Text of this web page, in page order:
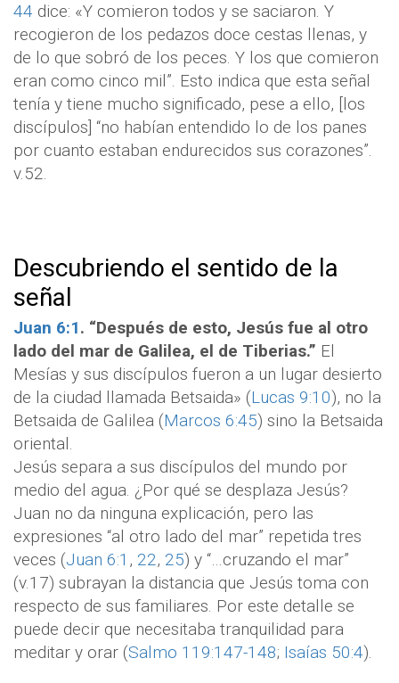
44 dice: «Y comieron todos y se saciaron. Y
recogieron de los pedazos doce cestas llenas, y
de lo que sobró de los peces. Y los que comieron
eran como cinco mil”. Esto indica que esta señal
tenía y tiene mucho significado, pese a ello, [los
discípulos] “no habían entendido lo de los panes
por cuanto estaban endurecidos sus corazones”.
v.52.
Descubriendo el sentido de la
señal
Juan 6:1. “Después de esto, Jesús fue al otro
lado del mar de Galilea, el de Tiberias.” El
Mesías y sus discípulos fueron a un lugar desierto
de la ciudad llamada Betsaida» (Lucas 9:10), no la
Betsaida de Galilea (Marcos 6:45) sino la Betsaida
oriental.
Jesús separa a sus discípulos del mundo por
medio del agua. ¿Por qué se desplaza Jesús?
Juan no da ninguna explicación, pero las
expresiones “al otro lado del mar” repetida tres
veces (Juan 6:1 , 22, 25) y “…cruzando el mar”
(v.17) subrayan la distancia que Jesús toma con
respecto de sus familiares. Por este detalle se
puede decir que necesitaba tranquilidad para
meditar y orar (Salmo 119:147-148; Isaías 50:4).